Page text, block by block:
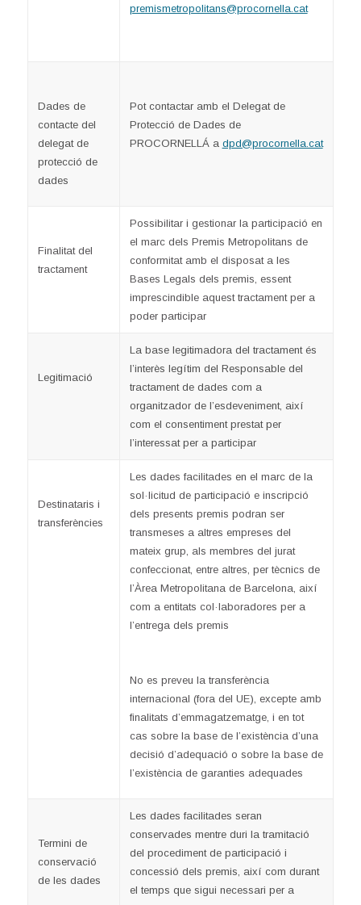
premismetropolitans@procornella.cat
Dades de
contacte del
delegat de
protecció de
dades
Pot contactar amb el Delegat de
Protecció de Dades de
PROCORNELLÁ a dpd@procornella.cat
Finalitat del
tractament
Possibilitar i gestionar la participació en
el marc dels Premis Metropolitans de
conformitat amb el disposat a les
Bases Legals dels premis, essent
imprescindible aquest tractament per a
poder participar
Legitimació
La base legitimadora del tractament és
l’interès legítim del Responsable del
tractament de dades com a
organitzador de l’esdeveniment, així
com el consentiment prestat per
l’interessat per a participar
Destinataris i
transferències
Les dades facilitades en el marc de la
sol·licitud de participació e inscripció
dels presents premis podran ser
transmeses a altres empreses del
mateix grup, als membres del jurat
confeccionat, entre altres, per tècnics de
l’Àrea Metropolitana de Barcelona, així
com a entitats col·laboradores per a
l’entrega dels premis
No es preveu la transferència
internacional (fora del UE), excepte amb
finalitats d’emmagatzematge, i en tot
cas sobre la base de l’existència d’una
decisió d’adequació o sobre la base de
l’existència de garanties adequades
Termini de
conservació
de les dades
Les dades facilitades seran
conservades mentre duri la tramitació
del procediment de participació i
concessió dels premis, així com durant
el temps que sigui necessari per a